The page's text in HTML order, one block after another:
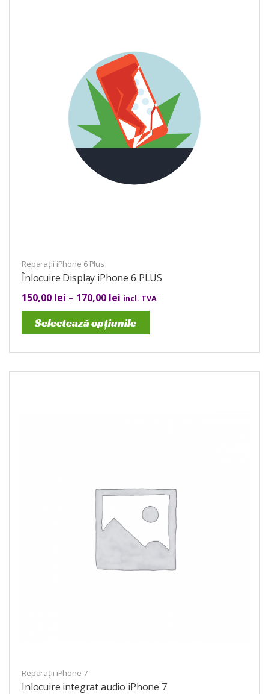
Reparații iPhone 6 Plus
Înlocuire Display iPhone 6 PLUS
150,00 lei – 170,00 lei incl. TVA
Selectează opțiunile
Reparații iPhone 7
Inlocuire integrat audio iPhone 7